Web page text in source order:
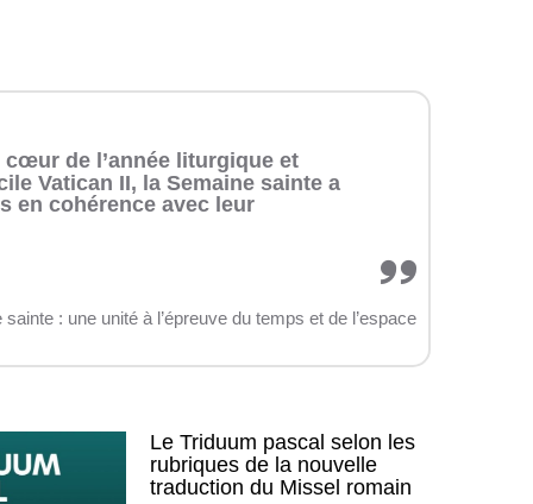
de l’année liturgique et
Vatican II, la Semaine sainte a
en cohérence avec leur
: une unité à l’épreuve du temps et de l’espace
Le Triduum pascal selon les
rubriques de la nouvelle
traduction du Missel romain